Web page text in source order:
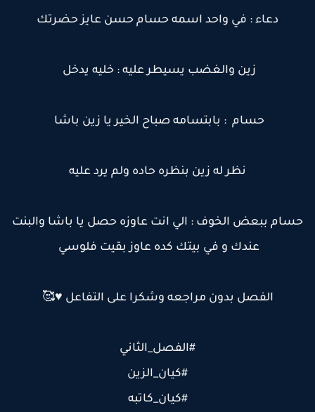
دعاء : في واحد اسمه حسام حسن عايز حضرتك
زين والغضب يسيطر عليه : خليه يدخل
حسام : بابتسامه صباح الخير يا زين باشا
نظر له زين بنظره حاده ولم يرد عليه
حسام ببعض الخوف : الي انت عاوزه حصل يا باشا والبنت
عندك و في بيتك كده عاوز بقيت فلوسي
الفصل بدون مراجعه وشكرا على التفاعل ♥️🥰
#الفصل_الثاني
#كيان_الزين
#كيان_كاتبه